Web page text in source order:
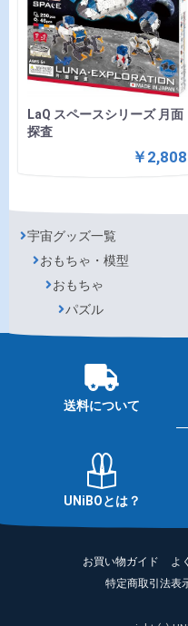
LaQ スペースシリーズ 月面
探査
￥2,808
宇宙グッズ一覧
おもちゃ・模型
おもちゃ
パズル
送料について
UNiBOとは？
お買い物ガイド よ
特定商取引法表